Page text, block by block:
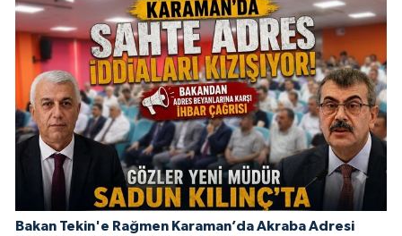
Bakan Tekin'e Rağmen Karaman’da Akraba Adresi